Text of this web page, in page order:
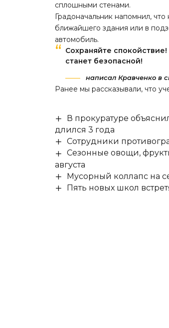
сплошными стенами.
Градоначальник напомнил,
ближайшего здания или в
автомобиль.
Сохраняйте
станет безопасной!
написал Кравченко в
Ранее мырассказывали, что
В прокуратуре
длился 3 года
Сотрудники
Сезонные овощи,
августа
Мусорный коллапс на
Пять новых школ